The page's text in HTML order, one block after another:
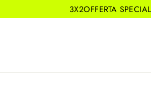
3X2OFFERTA